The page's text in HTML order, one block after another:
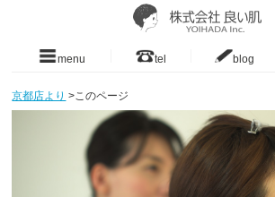
menu tel blog
京都店より >このページ